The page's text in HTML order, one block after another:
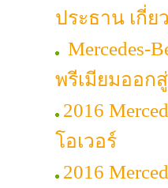
ประธาน เกี่ย
Mercedes-
พรีเมียมออก
2016
โอเวอร์
2016